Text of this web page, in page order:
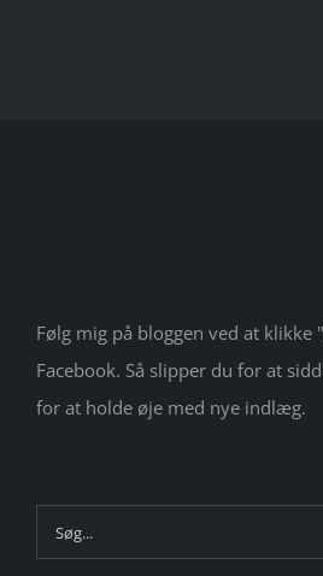
Følg mig på bloggen ved at klikke
Facebook. Så slipper du for at
for at holde øje med nye indlæg.
Søg
efter: